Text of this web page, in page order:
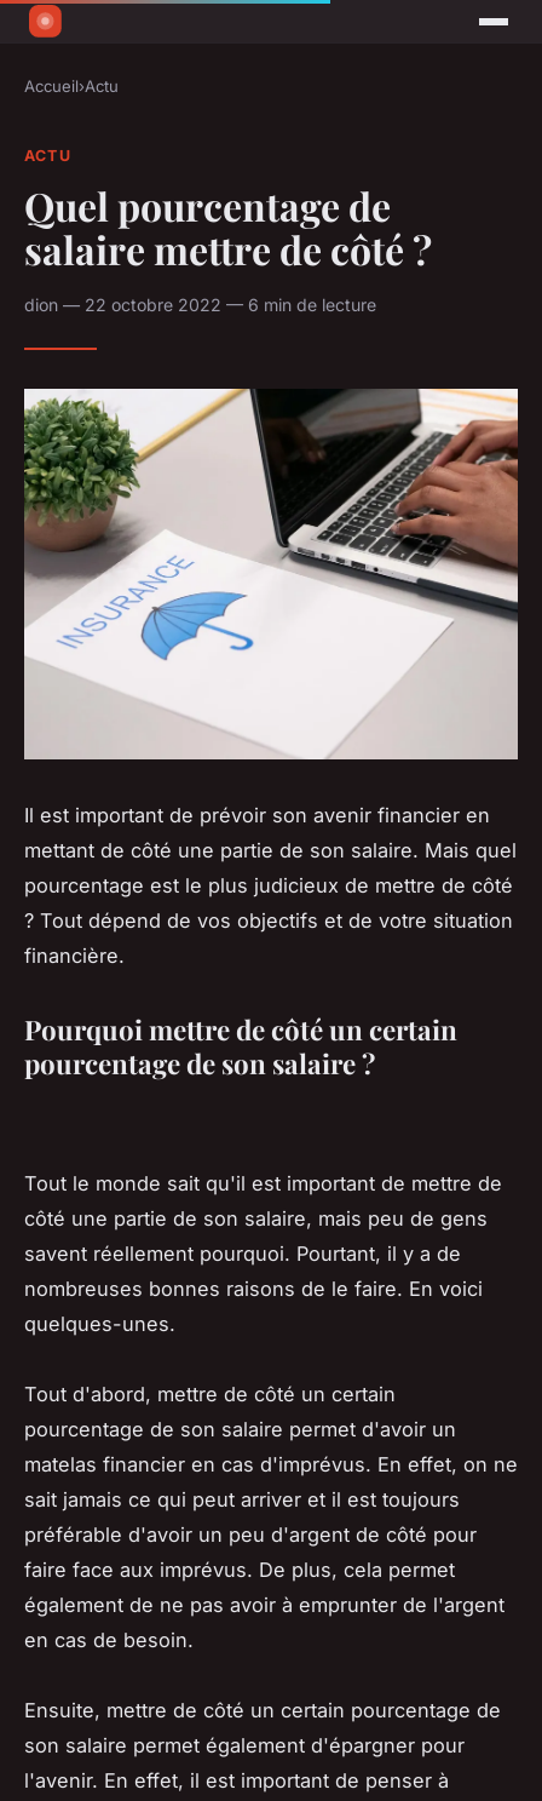
Accueil›Actu
ACTU
Quel pourcentage de
salaire mettre de côté ?
dion — 22 octobre 2022 — 6 min de lecture
Il est important de prévoir son avenir financier en
mettant de côté une partie de son salaire. Mais quel
pourcentage est le plus judicieux de mettre de côté
? Tout dépend de vos objectifs et de votre situation
financière.
Pourquoi mettre de côté un certain
pourcentage de son salaire ?
Tout le monde sait qu'il est important de mettre de
côté une partie de son salaire, mais peu de gens
savent réellement pourquoi. Pourtant, il y a de
nombreuses bonnes raisons de le faire. En voici
quelques-unes.
Tout d'abord, mettre de côté un certain
pourcentage de son salaire permet d'avoir un
matelas financier en cas d'imprévus. En effet, on ne
sait jamais ce qui peut arriver et il est toujours
préférable d'avoir un peu d'argent de côté pour
faire face aux imprévus. De plus, cela permet
également de ne pas avoir à emprunter de l'argent
en cas de besoin.
Ensuite, mettre de côté un certain pourcentage de
son salaire permet également d'épargner pour
l'avenir. En effet, il est important de penser à